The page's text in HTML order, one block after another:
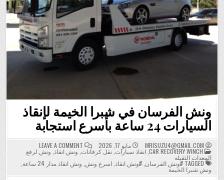
ونش الفرسان في شبرا الخيمة لإنقاذ
السيارات 24 ساعة بأسرع استجابة
MRISUZU4@GMAIL.COM مايو 17, 2026 LEAVE A COMMENT
ON
ونش
الفرسان
في
شبرا
الخيمة
POSTED
IN
CAR RECOVERY WINCH
,انقاذ سيارات,نقل كرفانات ونش انقاذ ونش لرفع
المعدات الثقيله
#ونش الفرسان ,#ونش انقاذ ,اسرع ونش ونش انقاذ مدار 24 ساعة
ونش شبرا الخيمة